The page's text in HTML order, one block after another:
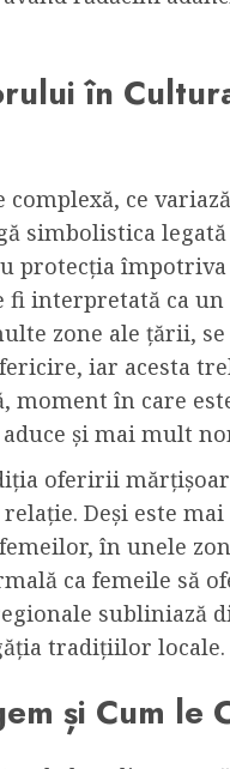
în
ce
simbolistica
protecția
interpretată ca un
zone ale țării,
iar acesta
moment în care
și mai mult
oferirii
Deși este mai
în unele
ca femeile să
subliniază
tradițiilor locale.
și Cum le